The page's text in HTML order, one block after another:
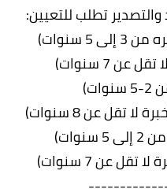
والتصدير تطلب للتعيين: